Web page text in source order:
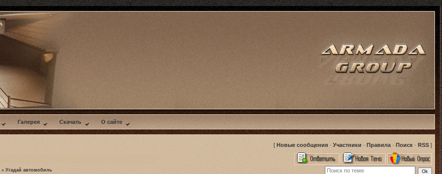
Галерея Скачать О сайте
[ Новые сообщения · Участники · Правила · Поиск · RSS ]
» Угадай автомобиль